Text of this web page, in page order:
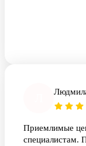
Приемлимые
специалистам.